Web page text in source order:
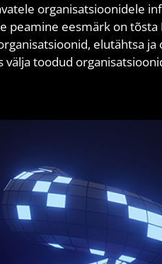
organisatsioonidele
peamine eesmärk on
elutähtsa
toodud